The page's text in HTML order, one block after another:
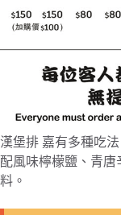
漢堡排 嘉有多種吃
配風味檸檬鹽、青
料。